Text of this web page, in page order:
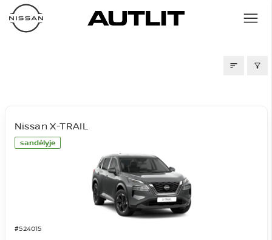
sandėlyje
#524015
Nissan X-TRAIL